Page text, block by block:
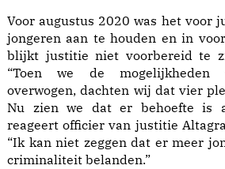
Voor augustus 2020 was het voor
jongeren aan te houden en in
blijkt justitie niet voorbereid te
“Toen we de mogelijkheden
overwogen, dachten wij dat vier
Nu zien we dat er behoefte is
reageert officier van justitie
“Ik kan niet zeggen dat er meer
criminaliteit belanden.”